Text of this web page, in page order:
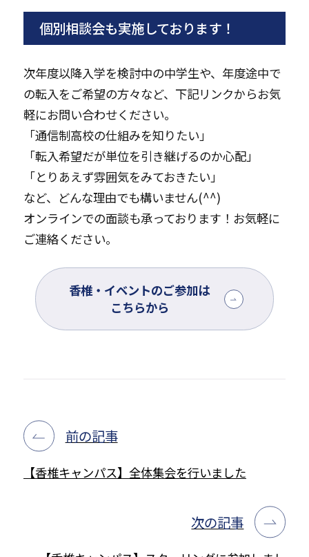
個別相談会も実施しております！
次年度以降入学を検討中の中学生や、年度途中で
の転入をご希望の方々など、下記リンクからお気
軽にお問い合わせください。
「通信制高校の仕組みを知りたい」
「転入希望だが単位を引き継げるのか心配」
「とりあえず雰囲気をみておきたい」
など、どんな理由でも構いません(^^)
オンラインでの面談も承っております！お気軽に
ご連絡ください。
香椎・イベントのご参加は
こちらから
前の記事
【香椎キャンパス】全体集会を行いました
次の記事